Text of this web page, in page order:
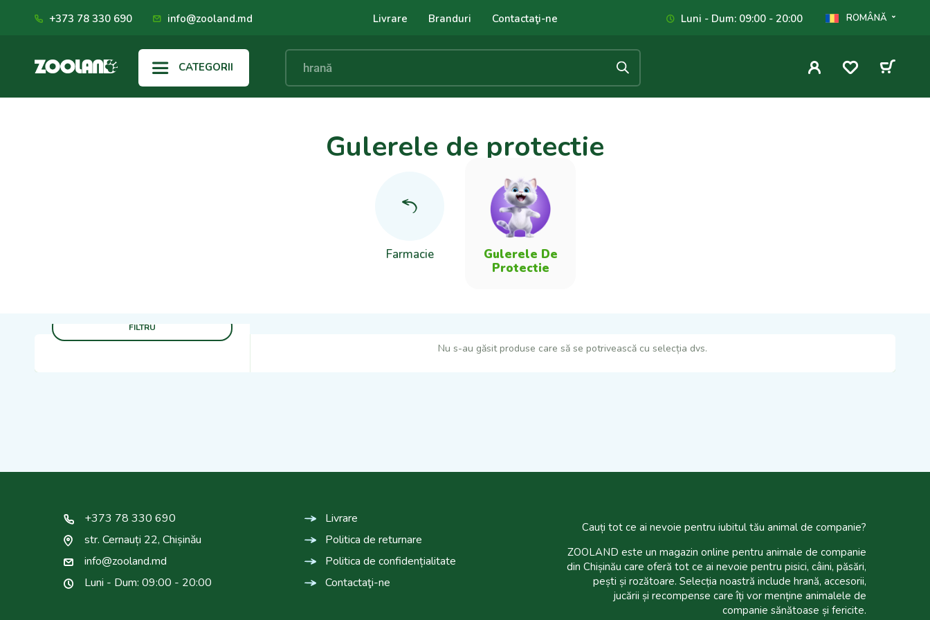
+373 78 330 690 info@zooland.md Livrare Branduri Contactaţi-ne Luni - Dum: 09:00 - 20:00 ROMÂNĂ
CATEGORII
Gulerele de protectie
Farmacie
Gulerele De
Protectie
FILTRU
Nu s-au găsit produse care să se potrivească cu selecția dvs.
+373 78 330 690
str. Cernauți 22, Chișinău
info@zooland.md
Luni - Dum: 09:00 - 20:00
Livrare
Politica de returnare
Politica de confidențialitate
Contactaţi-ne
Cauți tot ce ai nevoie pentru iubitul tău animal de companie?
ZOOLAND este un magazin online pentru animale de companie
din Chișinău care oferă tot ce ai nevoie pentru pisici, câini, păsări,
pești și rozătoare. Selecția noastră include hrană, accesorii,
jucării și recompense care îți vor menține animalele de
companie sănătoase și fericite.